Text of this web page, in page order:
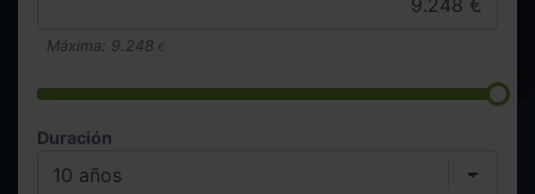
Máxima: 9.248 €
Duración